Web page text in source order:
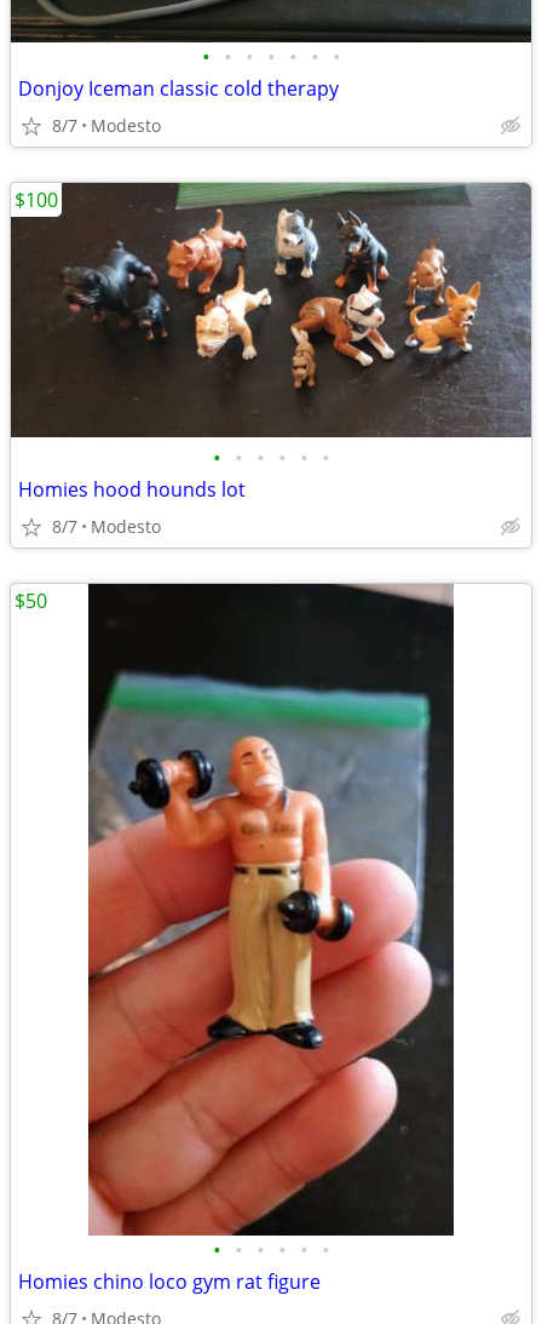
• • • • • • •
Donjoy Iceman classic cold therapy
8/7 Modesto
• • • • • •
Homies hood hounds lot
8/7 Modesto
$100
• • • • • •
Homies chino loco gym rat figure
8/7 Modesto
$50